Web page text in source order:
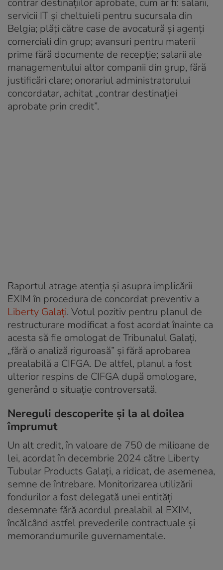
servicii IT și cheltuieli pentru sucursala din
Belgia; plăți către case de avocatură și agenți
comerciali din grup; avansuri pentru materii
prime fără documente de recepție; salarii ale
managementului altor companii din grup, fără
justificări clare; onorariul administratorului
concordatar, achitat „contrar destinației
aprobate prin credit”.
Raportul atrage atenția și asupra implicării
EXIM în procedura de concordat preventiv a
Liberty Galați. Votul pozitiv pentru planul de
restructurare modificat a fost acordat înainte ca
acesta să fie omologat de Tribunalul Galați,
„fără o analiză riguroasă” și fără aprobarea
prealabilă a CIFGA. De altfel, planul a fost
ulterior respins de CIFGA după omologare,
generând o situație controversată.
Nereguli descoperite și la al doilea
împrumut
Un alt credit, în valoare de 750 de milioane de
lei, acordat în decembrie 2024 către Liberty
Tubular Products Galați, a ridicat, de asemenea,
semne de întrebare. Monitorizarea utilizării
fondurilor a fost delegată unei entități
desemnate fără acordul prealabil al EXIM,
încălcând astfel prevederile contractuale și
memorandumurile guvernamentale.